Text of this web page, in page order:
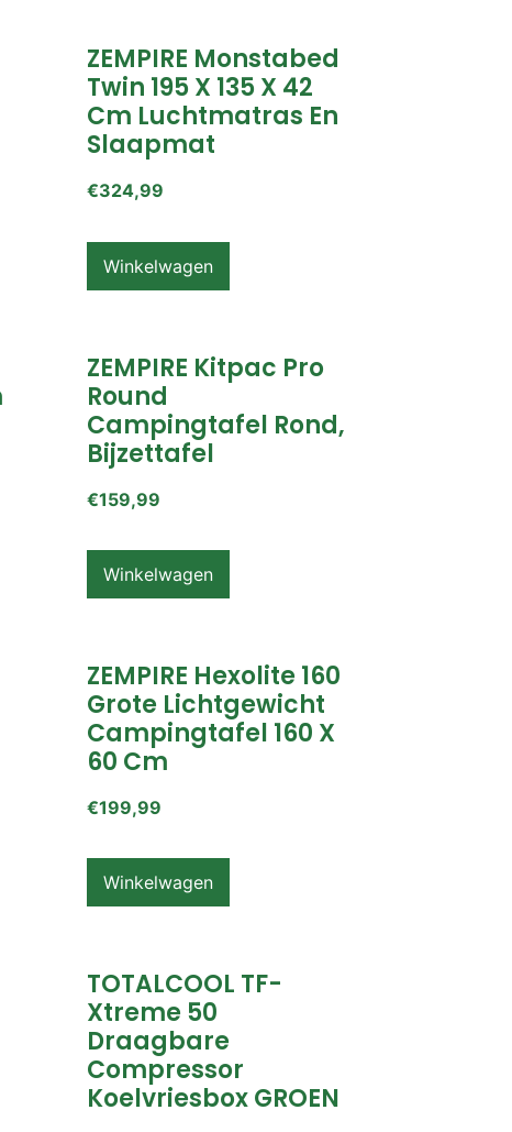
ZEMPIRE Monstabed
Twin 195 X 135 X 42
Cm Luchtmatras En
Slaapmat
€324,99
Winkelwagen
ZEMPIRE Kitpac Pro
Round
Campingtafel Rond,
Bijzettafel
€159,99
Winkelwagen
ZEMPIRE Hexolite 160
Grote Lichtgewicht
Campingtafel 160 X
60 Cm
€199,99
Winkelwagen
TOTALCOOL TF-
Xtreme 50
Draagbare
Compressor
Koelvriesbox GROEN